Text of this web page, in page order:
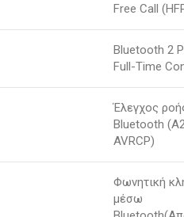
Free Call
Bluetooth 2
Full-Time
Έλεγχος
Bluetooth
AVRCP)
Φωνητική
μέσω